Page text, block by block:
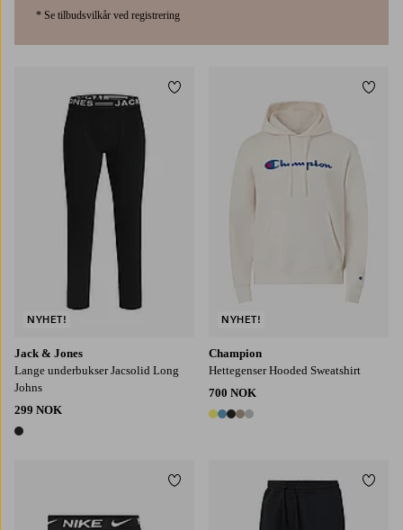
* Se tilbudsvilkår ved registrering
Jack & Jones
Lange underbukser Jacsolid Long
Johns
299 NOK
1 farge
NYHET!
Legg til favoritter
2XL
Champion
Hettegenser Hooded Sweatshirt
700 NOK
5 farger
NYHET!
Legg til favoritter
2XL